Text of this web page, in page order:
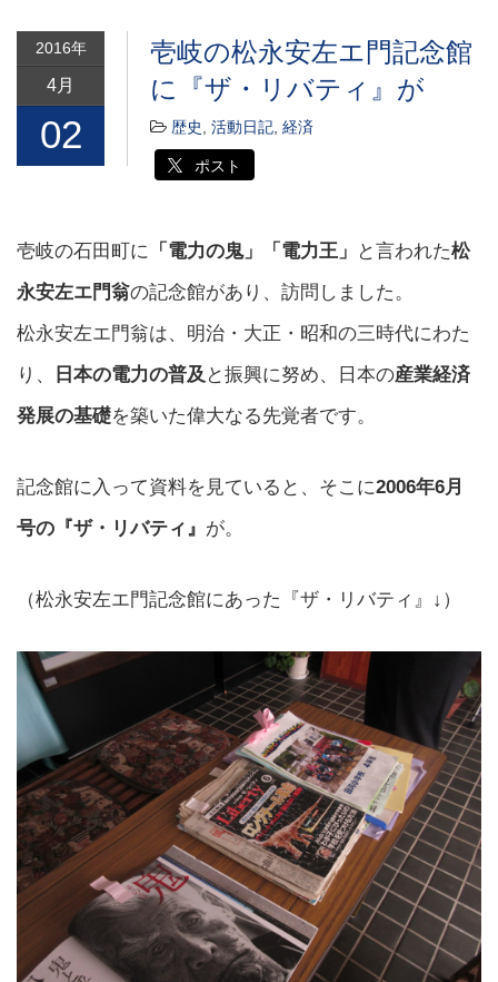
2016年
4月
02
壱岐の松永安左エ門記念館
に『ザ・リバティ』が
歴史 活動日記 経済
ポスト
壱岐の石田町に 「電力の鬼」「電力王」 と言われた松
永安左エ門翁の記念館があり、訪問しました。
松永安左エ門翁は、明治・大正・昭和の三時代にわた
り、
日本の電力の普及 と振興に努め、日本の産業経済
発展の基礎を築いた偉大なる先覚者です。
記念館に入って資料を見ていると、そこに2006年6月
号の『ザ・リバティ』 が。
（松永安左エ門記念館にあった『ザ・リバティ』↓）